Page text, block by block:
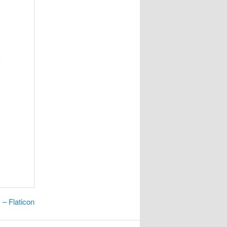
Flaticon